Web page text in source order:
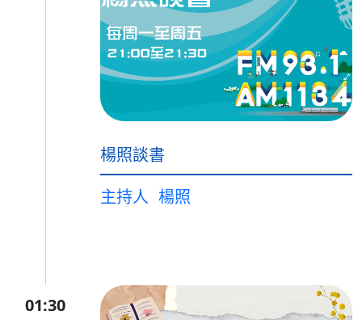
楊照談書
主持人 楊照
01:30